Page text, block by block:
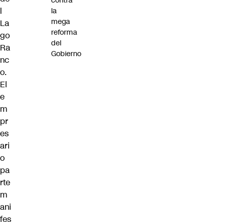
l
La
go
Ra
nc
o.
El
e
m
pr
es
ari
o
pa
rte
m
ani
fes
la
mega
reforma
del
Gobierno